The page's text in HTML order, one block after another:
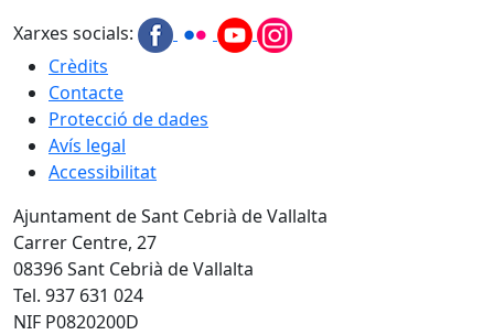
Xarxes socials:
Crèdits
Contacte
Protecció de dades
Avís legal
Accessibilitat
Ajuntament de Sant Cebrià de Vallalta
Carrer Centre, 27
08396 Sant Cebrià de Vallalta
Tel. 937 631 024
NIF P0820200D